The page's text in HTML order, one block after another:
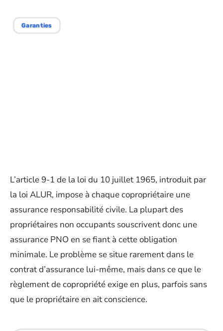
Garanties
L’article 9-1 de la loi du 10 juillet 1965, introduit par
la loi ALUR, impose à chaque copropriétaire une
assurance responsabilité civile. La plupart des
propriétaires non occupants souscrivent donc une
assurance PNO en se fiant à cette obligation
minimale. Le problème se situe rarement dans le
contrat d’assurance lui-même, mais dans ce que le
règlement de copropriété exige en plus, parfois sans
que le propriétaire en ait conscience.